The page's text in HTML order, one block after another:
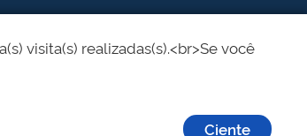
visita(s) realizadas(s).<br>Se você
Ciente